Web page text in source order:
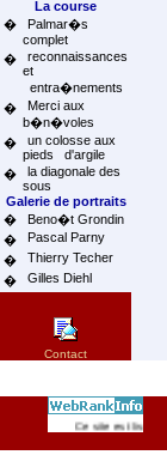
La course
�
Palmar�s
complet
�
reconnaissances
et
entra�nements
�
Merci aux
b�n�voles
�
un colosse aux
pieds d'argile
�
la diagonale des
sous
Galerie de portraits
�
Beno�t Grondin
�
Pascal Parny
�
Thierry Techer
�
Gilles Diehl
Contact
Ce site est list�